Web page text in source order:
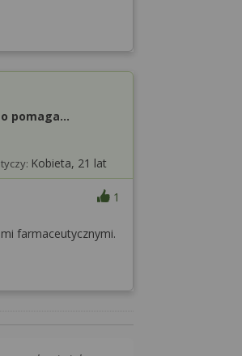
pomaga…
Kobieta, 21 lat
1
farmaceutycznymi.